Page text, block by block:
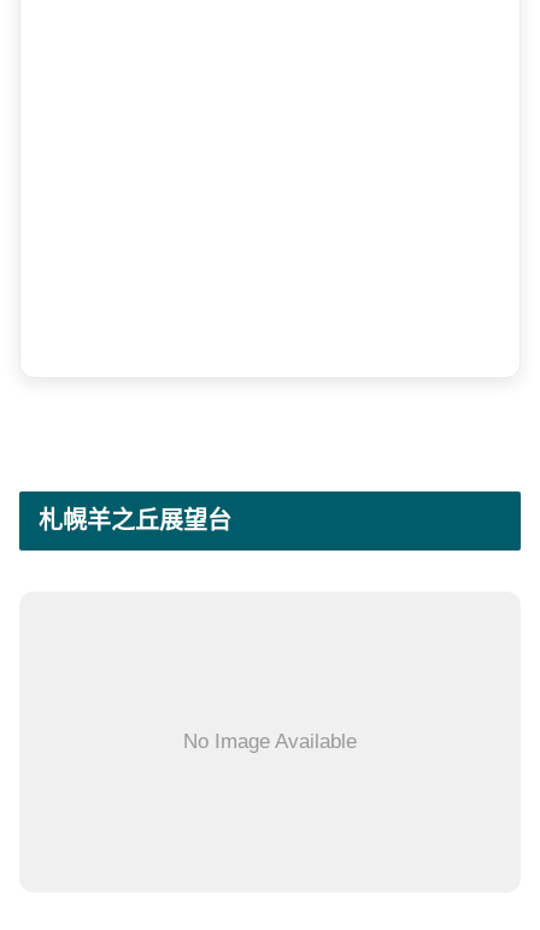
札幌羊之丘展望台
No Image Available